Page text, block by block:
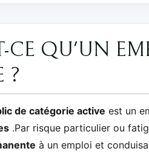
CE QU'UN
?
de catégorie active est un
.Par risque particulier ou
à un emploi et